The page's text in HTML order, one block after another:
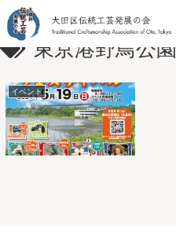
東京港野鳥公園
イベント